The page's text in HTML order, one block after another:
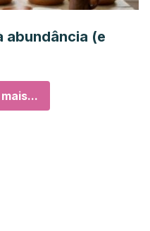
abundância (e